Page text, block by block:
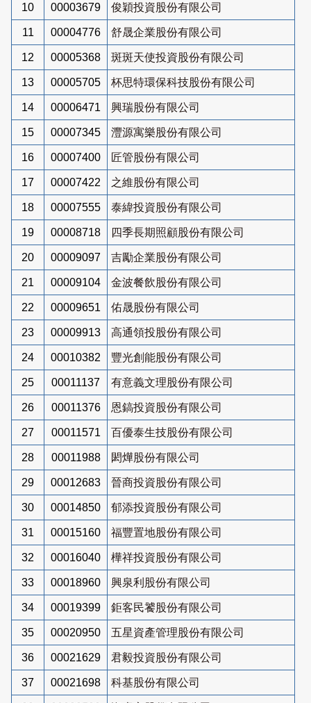
10 00003679 俊穎投資股份有限公司
11 00004776 舒晟企業股份有限公司
12 00005368 斑斑天使投資股份有限公司
13 00005705 杯思特環保科技股份有限公司
14 00006471 興瑞股份有限公司
15 00007345 灃源寓樂股份有限公司
16 00007400 匠管股份有限公司
17 00007422 之維股份有限公司
18 00007555 泰緯投資股份有限公司
19 00008718 四季長期照顧股份有限公司
20 00009097 吉勵企業股份有限公司
21 00009104 金波餐飲股份有限公司
22 00009651 佑晟股份有限公司
23 00009913 高通領投股份有限公司
24 00010382 豐光創能股份有限公司
25 00011137 有意義文理股份有限公司
26 00011376 恩鎬投資股份有限公司
27 00011571 百優泰生技股份有限公司
28 00011988 閎燁股份有限公司
29 00012683 晉商投資股份有限公司
30 00014850 郁添投資股份有限公司
31 00015160 福豐置地股份有限公司
32 00016040 樺祥投資股份有限公司
33 00018960 興泉利股份有限公司
34 00019399 鉅客民饕股份有限公司
35 00020950 五星資產管理股份有限公司
36 00021629 君毅投資股份有限公司
37 00021698 科基股份有限公司